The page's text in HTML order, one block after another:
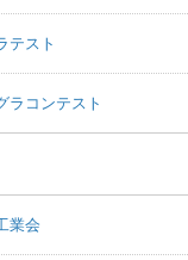
テスト
コンテスト
業会